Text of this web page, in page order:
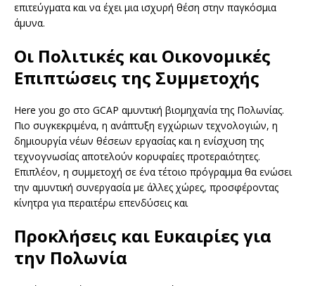
επιτεύγματα και να έχει μια ισχυρή θέση στην παγκόσμια
άμυνα.
Οι Πολιτικές και Οικονομικές
Επιπτώσεις της Συμμετοχής
Here you go στο GCAP αμυντική βιομηχανία της Πολωνίας.
Πιο συγκεκριμένα, η ανάπτυξη εγχώριων τεχνολογιών, η
δημιουργία νέων θέσεων εργασίας και η ενίσχυση της
τεχνογνωσίας αποτελούν κορυφαίες προτεραιότητες.
Επιπλέον, η συμμετοχή σε ένα τέτοιο πρόγραμμα θα ενώσει
την αμυντική συνεργασία με άλλες χώρες, προσφέροντας
κίνητρα για περαιτέρω επενδύσεις και
Προκλήσεις και Ευκαιρίες για
την Πολωνία